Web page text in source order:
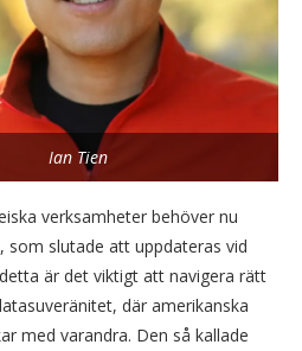
Ian Tien
verksamheter behöver nu
som slutade att uppdateras vid
är det viktigt att navigera rätt
där amerikanska
med varandra. Den så kallade